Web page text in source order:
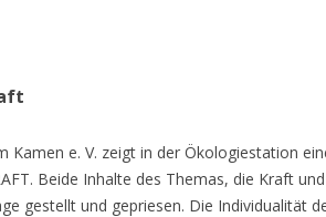
Kamen e. V. zeigt in der Ökologiestation
Beide Inhalte des Themas, die Kraft
gestellt und gepriesen. Die Individualität